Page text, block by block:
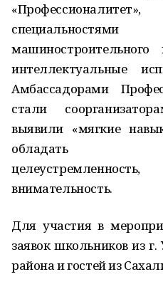
интеллектуальные
Амбассадорами
стали
выявили «мягкие
обладать
внимательность.
Для участия в
заявок школьников из
района и гостей из